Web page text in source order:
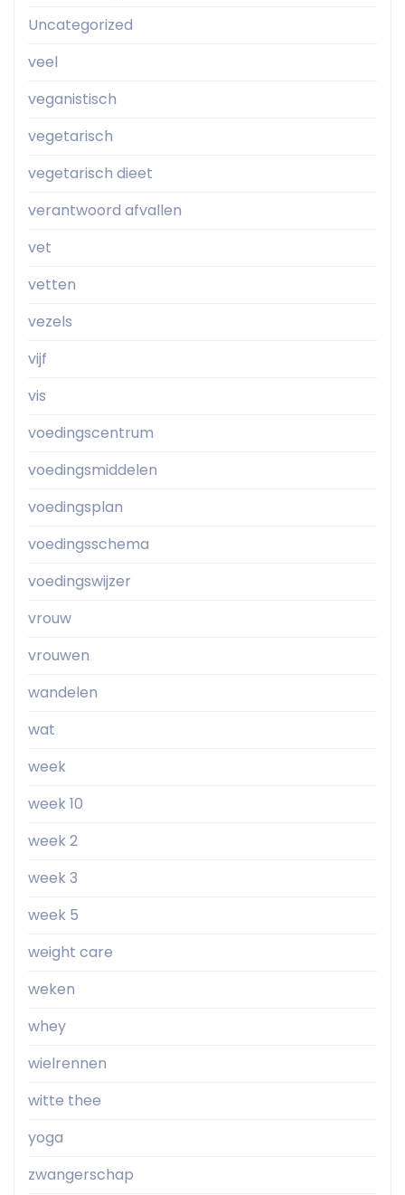
Uncategorized
veel
veganistisch
vegetarisch
vegetarisch dieet
verantwoord afvallen
vet
vetten
vezels
vijf
vis
voedingscentrum
voedingsmiddelen
voedingsplan
voedingsschema
voedingswijzer
vrouw
vrouwen
wandelen
wat
week
week 10
week 2
week 3
week 5
weight care
weken
whey
wielrennen
witte thee
yoga
zwangerschap